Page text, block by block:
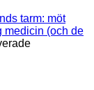
är
det?
tarm: möt
medicin (och de
för